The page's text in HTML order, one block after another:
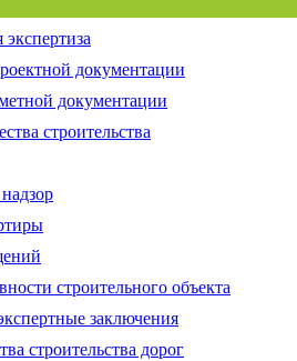
документации
документации
строительства
строительного объекта
заключения
строительства дорог